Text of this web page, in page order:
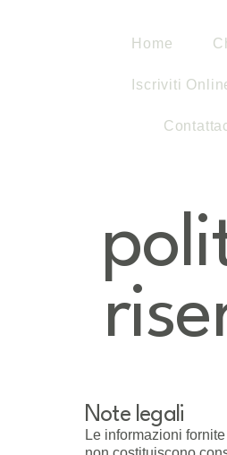
Home
Iscriviti
Note legali
Le informazioni